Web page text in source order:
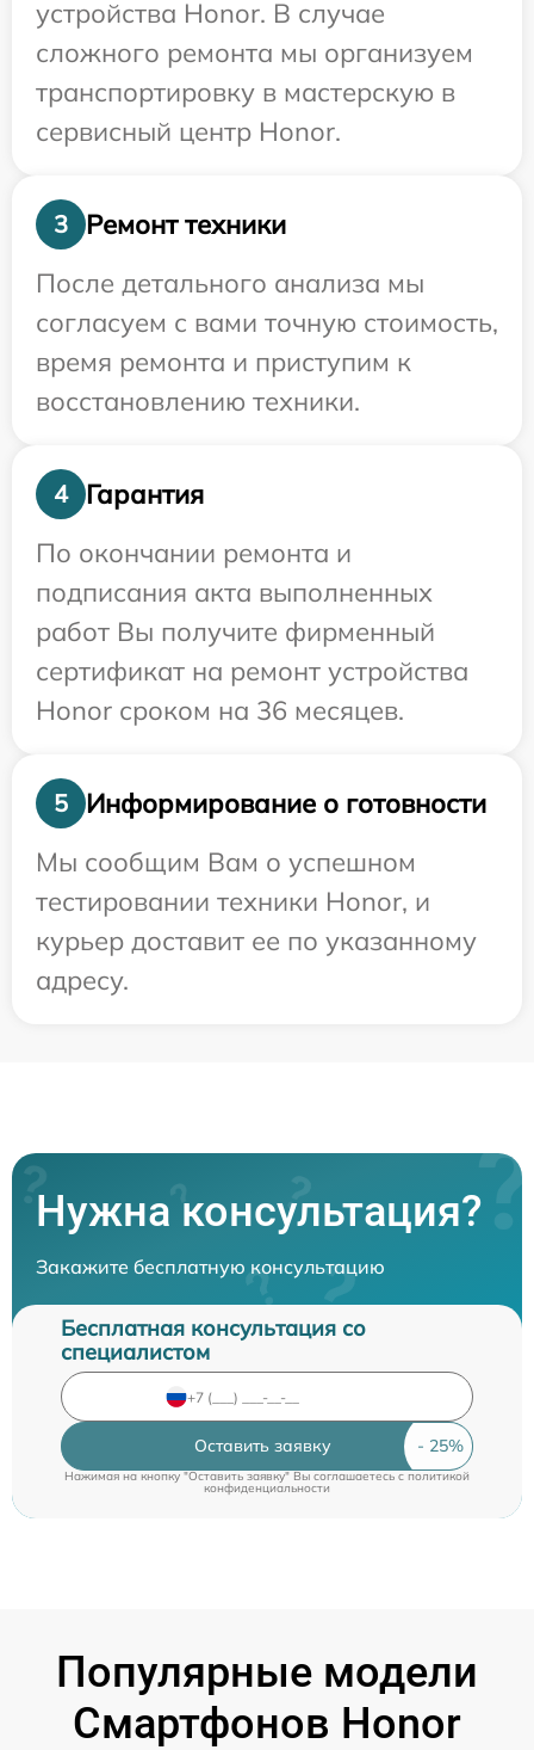
устройства Honor. В случае
сложного ремонта мы организуем
транспортировку в мастерскую в
сервисный центр Honor.
3
Ремонт техники
После детального анализа мы
согласуем с вами точную стоимость,
время ремонта и приступим к
восстановлению техники.
4
Гарантия
По окончании ремонта и
подписания акта выполненных
работ Вы получите фирменный
сертификат на ремонт устройства
Honor сроком на 36 месяцев.
5
Информирование о готовности
Мы сообщим Вам о успешном
тестировании техники Honor, и
курьер доставит ее по указанному
адресу.
Нужна консультация?
Закажите бесплатную консультацию
Бесплатная консультация со
специалистом
Оставить заявку
Нажимая на кнопку "Оставить заявку" Вы соглашаетесь cполитикой
конфиденциальности
Популярные модели
Смартфонов Honor